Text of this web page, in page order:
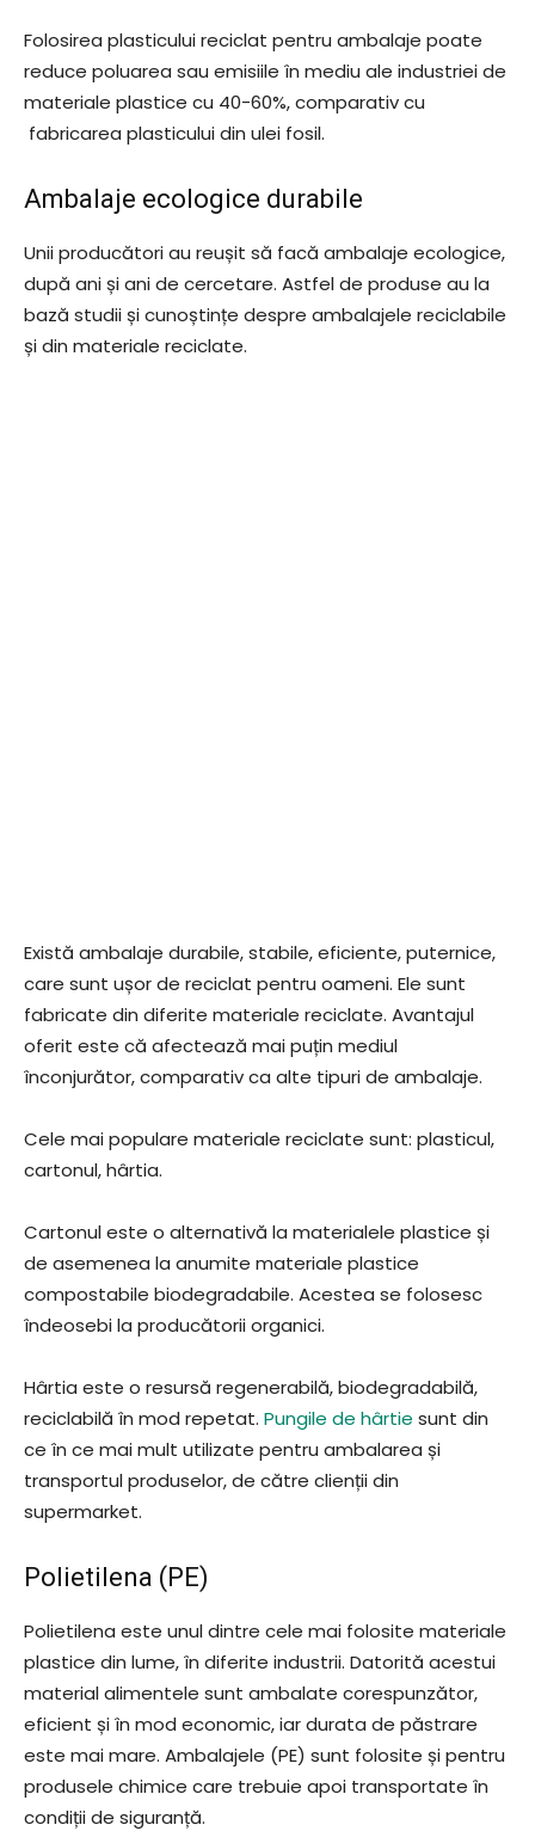
Folosirea plasticului reciclat pentru ambalaje poate
reduce poluarea sau emisiile în mediu ale industriei de
materiale plastice cu 40-60%, comparativ cu
fabricarea plasticului din ulei fosil.
Ambalaje ecologice durabile
Unii producători au reușit să facă ambalaje ecologice,
după ani și ani de cercetare. Astfel de produse au la
bază studii și cunoștințe despre ambalajele reciclabile
și din materiale reciclate.
Există ambalaje durabile, stabile, eficiente, puternice,
care sunt ușor de reciclat pentru oameni. Ele sunt
fabricate din diferite materiale reciclate. Avantajul
oferit este că afectează mai puțin mediul
înconjurător, comparativ ca alte tipuri de ambalaje.
Cele mai populare materiale reciclate sunt: plasticul,
cartonul, hârtia.
Cartonul este o alternativă la materialele plastice și
de asemenea la anumite materiale plastice
compostabile biodegradabile. Acestea se folosesc
îndeosebi la producătorii organici.
Hârtia este o resursă regenerabilă, biodegradabilă,
reciclabilă în mod repetat. Pungile de hârtie sunt din
ce în ce mai mult utilizate pentru ambalarea și
transportul produselor, de către clienții din
supermarket.
Polietilena (PE)
Polietilena este unul dintre cele mai folosite materiale
plastice din lume, în diferite industrii. Datorită acestui
material alimentele sunt ambalate corespunzător,
eficient și în mod economic, iar durata de păstrare
este mai mare. Ambalajele (PE) sunt folosite și pentru
produsele chimice care trebuie apoi transportate în
condiții de siguranță.